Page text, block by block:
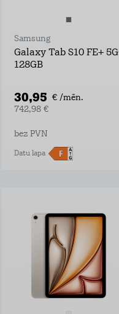
Samsung
Galaxy Tab S10 FE+ 5G
128GB
30,95 € /mēn.
742,98 €
bez PVN
Datu lapa